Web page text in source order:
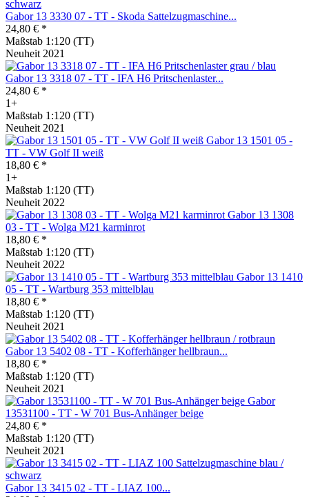
Gabor 13 3330 07 - TT - Skoda Sattelzugmaschine...
24,80 € *
Maßstab 1:120 (TT)
Neuheit 2021
Gabor 13 3318 07 - TT - IFA H6 Pritschenlaster...
24,80 € *
1+
Maßstab 1:120 (TT)
Neuheit 2021
Gabor 13 1501 05 -
TT - VW Golf II weiß
18,80 € *
1+
Maßstab 1:120 (TT)
Neuheit 2022
Gabor 13 1308
03 - TT - Wolga M21 karminrot
18,80 € *
Maßstab 1:120 (TT)
Neuheit 2022
Gabor 13 1410
05 - TT - Wartburg 353 mittelblau
18,80 € *
Maßstab 1:120 (TT)
Neuheit 2021
Gabor 13 5402 08 - TT - Kofferhänger hellbraun...
18,80 € *
Maßstab 1:120 (TT)
Neuheit 2021
Gabor
13531100 - TT - W 701 Bus-Anhänger beige
24,80 € *
Maßstab 1:120 (TT)
Neuheit 2021
Gabor 13 3415 02 - TT - LIAZ 100...